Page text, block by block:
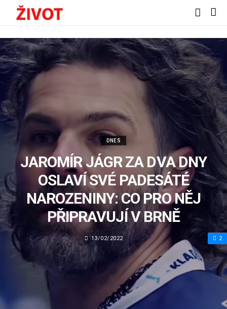
DNES
JAROMÍR JÁGR ZA DVA DNY
OSLAVÍ SVÉ PADESÁTÉ
NAROZENINY: CO PRO NĚJ
PŘIPRAVUJÍ V BRNĚ
13/02/2022 2